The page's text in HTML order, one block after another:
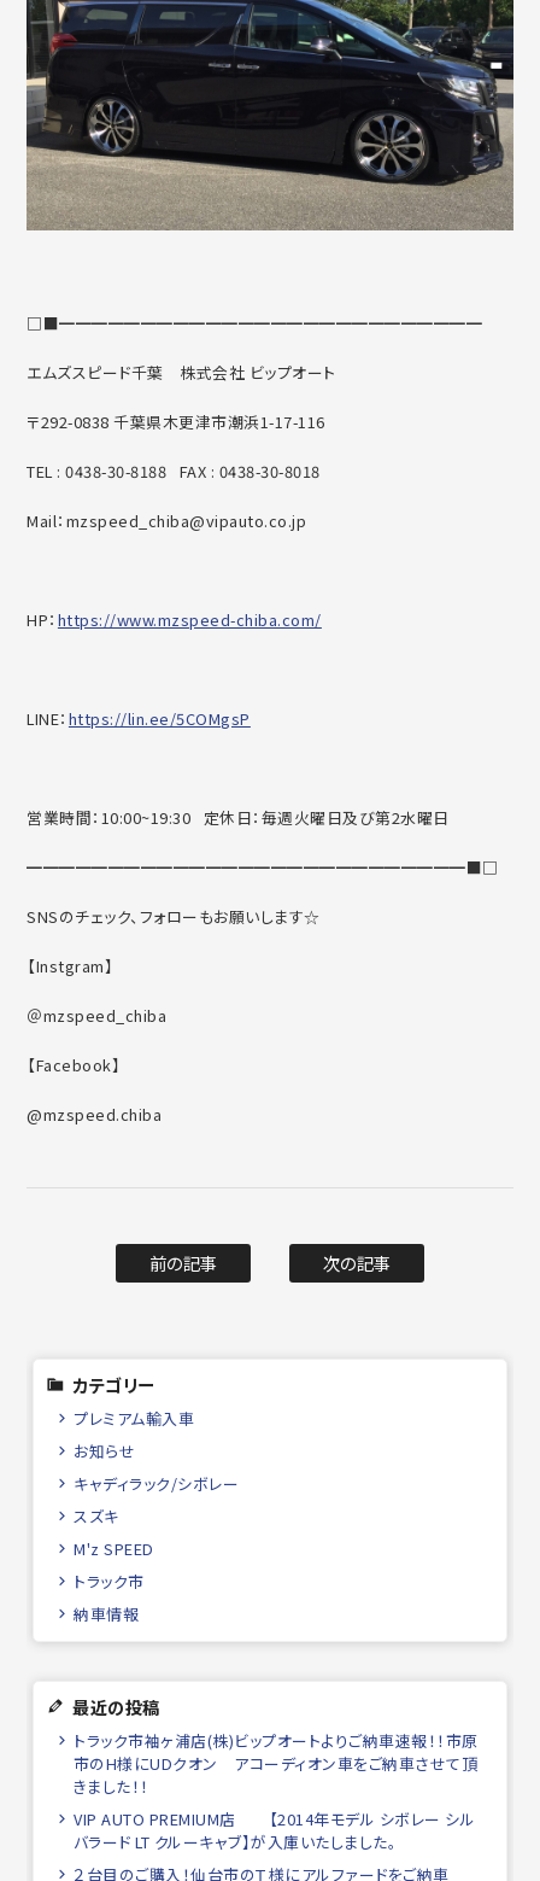
□■━━━━━━━━━━━━━━━━━━━━━━━━━━
エムズスピード千葉 株式会社 ビップオート
〒292-0838 千葉県木更津市潮浜1-17-116
TEL : 0438-30-8188 FAX : 0438-30-8018
Mail：mzspeed_chiba@vipauto.co.jp
HP： https://www.mzspeed-chiba.com/
LINE： https://lin.ee/5COMgsP
営業時間：10:00~19:30 定休日：毎週火曜日及び第2水曜日
━━━━━━━━━━━━━━━━━━━━━━━━━━━■□
SNSのチェック、フォローもお願いします☆
【Instgram】
＠mzspeed_chiba
【Facebook】
@mzspeed.chiba
前の記事 次の記事
カテゴリー
プレミアム輸入車
お知らせ
キャディラック/シボレー
スズキ
M'z SPEED
トラック市
納車情報
最近の投稿
トラック市袖ヶ浦店(株)ビップオートよりご納車速報！！市原
市のH様にUDクオン アコーディオン車をご納車させて頂
きました！！
VIP AUTO PREMIUM店 【2014年モデル シボレー シル
バラード LT クルーキャブ】が入庫いたしました。
２台目のご購入！仙台市のＴ様にアルファードをご納車